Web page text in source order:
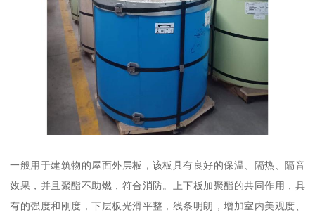
一般用于建筑物的屋面外层板，该板具有良好的保温、隔热、隔音
效果，并且聚酯不助燃，符合消防。上下板加聚酯的共同作用，具
有的强度和刚度，下层板光滑平整，线条明朗，增加室内美观度、